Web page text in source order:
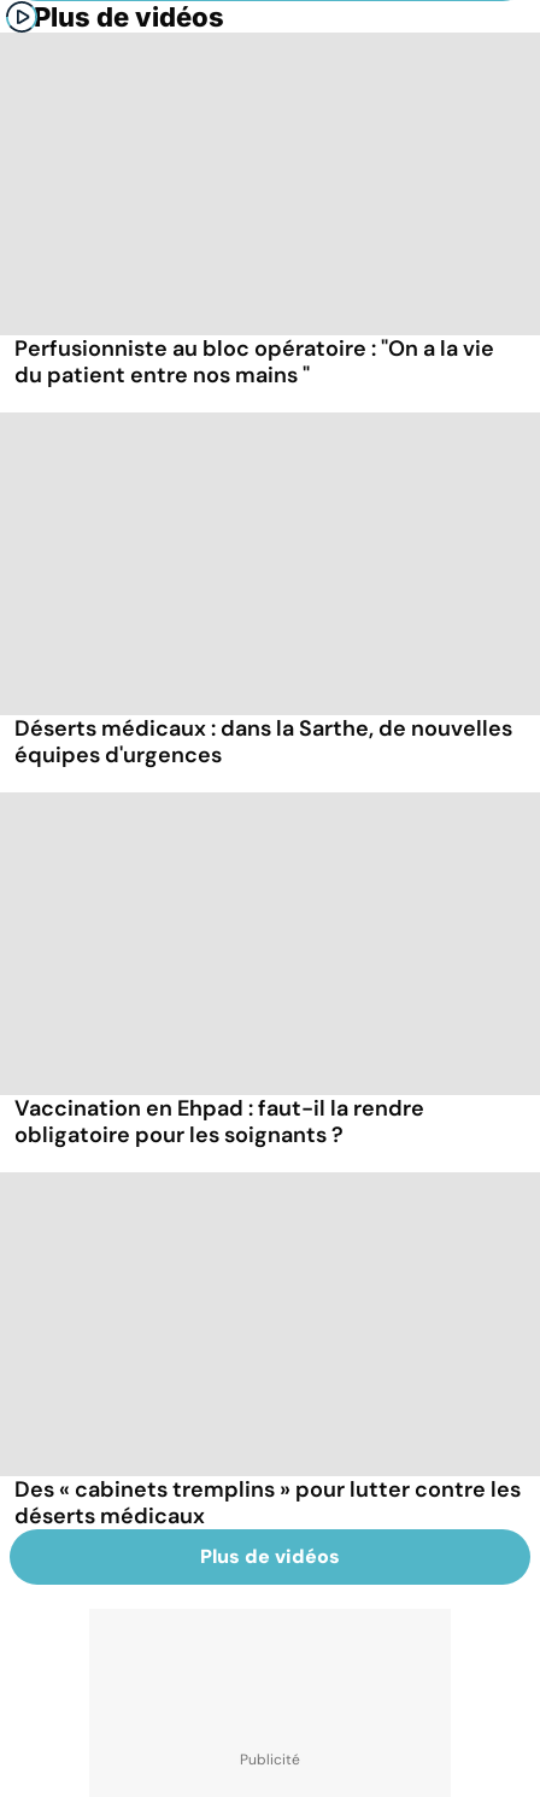
Plus de vidéos
Perfusionniste au bloc opératoire : "On a la vie
du patient entre nos mains "
Déserts médicaux : dans la Sarthe, de nouvelles
équipes d'urgences
Vaccination en Ehpad : faut-il la rendre
obligatoire pour les soignants ?
Des « cabinets tremplins » pour lutter contre les
déserts médicaux
Plus de vidéos